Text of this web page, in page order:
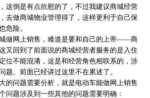
这倒是有点欣慰的了，不过我建议商城经营
去做商城物业管理得了，这样更利于自己保
危险。
网上销售，难道是要和自己的上帝——商
又回到了前面说的商城经营者服务的是入住
位不能混淆，这是和经营角色相联系的，涉
题。前面已经讲过这里不在累述了。
问题需要分析，就是电动车能做网上销售
问题涉及到一些其他的问题需要明确：